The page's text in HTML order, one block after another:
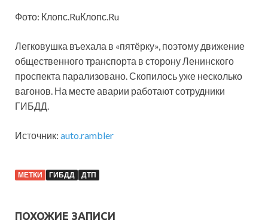
Фото: Клопс.RuКлопс.Ru
Легковушка въехала в «пятёрку», поэтому движение
общественного транспорта в сторону Ленинского
проспекта парализовано. Скопилось уже несколько
вагонов. На месте аварии работают сотрудники
ГИБДД.
Источник: auto.rambler
МЕТКИ ГИБДД ДТП
ПОХОЖИЕ ЗАПИСИ